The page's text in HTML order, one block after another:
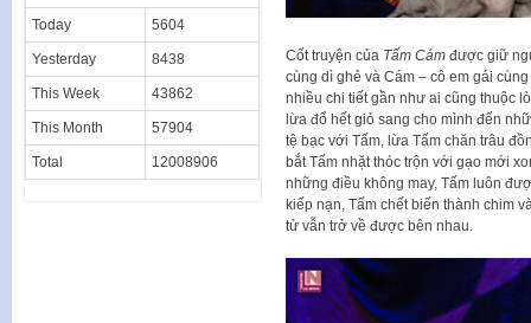
Cốt truyện của Tấm Cámđược giữ
cùng dì ghẻ và Cám – cô em gái
nhiều chi tiết gần như ai cũng thuộc
lừa đổ hết giỏ sang cho mình đến
tệ bạc với Tấm, lừa Tấm chăn trâu
bắt Tấm nhặt thóc trộn với gạo mới
những điều không may, Tấm luôn
kiếp nạn, Tấm chết biến thành chim
tử vẫn trở về được bên nhau.
Today 5604
Yesterday 8438
This Week 43862
This Month 57904
Total 12008906